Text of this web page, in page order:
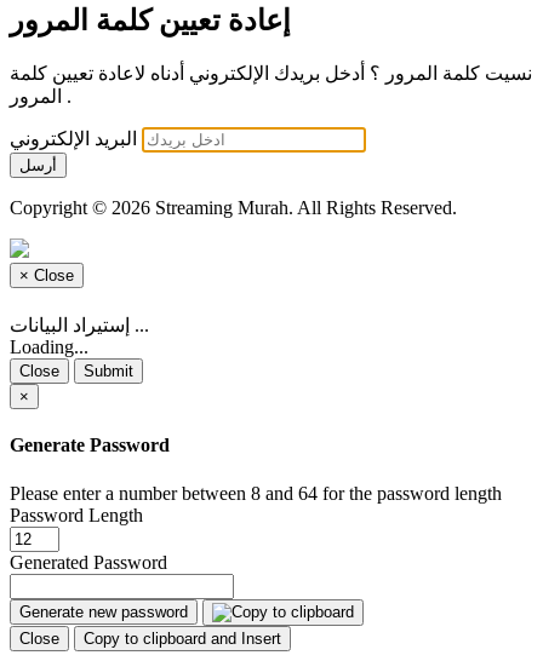
إعادة تعيين كلمة المرور
نسيت كلمة المرور ؟ أدخل بريدك الإلكتروني أدناه لاعادة تعيين كلمة
المرور .
البريد الإلكتروني
أرسل
Copyright © 2026 Streaming Murah. All Rights Reserved.
× Close
إستيراد البيانات ...
Loading...
Close
Submit
×
Generate Password
Please enter a number between 8 and 64 for the password length
Password Length
Generated Password
Generate new password
Close
Copy to clipboard and Insert